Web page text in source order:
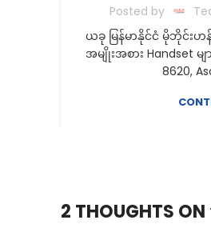
Posted by
ယခု မြန်မာနိုင်ငံ မိုဘိုင်း
အမျိုးအစား Handset မ
8620,
2 THOUGHTS ON